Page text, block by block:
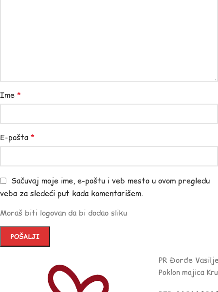
Ime *
E-pošta *
Sačuvaj moje ime, e-poštu i veb mesto u ovom pregledu
veba za sledeći put kada komentarišem.
Moraš biti logovan da bi dodao sliku
PR Đorđe
Poklon majica